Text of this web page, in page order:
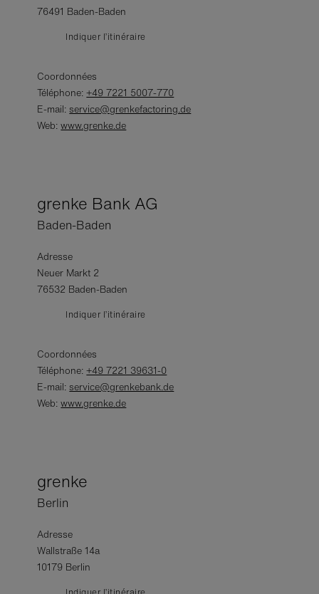
76491 Baden-Baden
Indiquer l’itinéraire
Coordonnées
Téléphone:+49 7221 5007-770
E-mail: service@grenkefactoring.de
Web:www.grenke.de
grenke Bank AG
Baden-Baden
Adresse
Neuer Markt 2
76532 Baden-Baden
Indiquer l’itinéraire
Coordonnées
Téléphone:+49 7221 39631-0
E-mail: service@grenkebank.de
Web:www.grenke.de
grenke
Berlin
Adresse
Wallstraße 14a
10179 Berlin